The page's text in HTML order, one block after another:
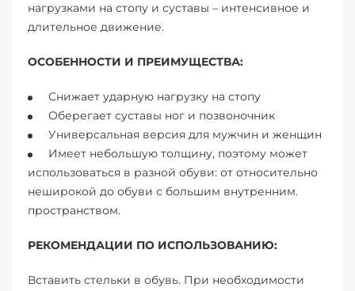
нагрузками на стопу и суставы – интенсивное и
длительное движение.
ОСОБЕННОСТИ И ПРЕИМУЩЕСТВА:
Снижает ударную нагрузку на стопу
Оберегает суставы ног и позвоночник
Универсальная версия для мужчин и женщин
Имеет небольшую толщину, поэтому может
использоваться в разной обуви: от относительно
неширокой до обуви с большим внутренним.
пространством.
РЕКОМЕНДАЦИИ ПО ИСПОЛЬЗОВАНИЮ:
Вставить стельки в обувь. При необходимости